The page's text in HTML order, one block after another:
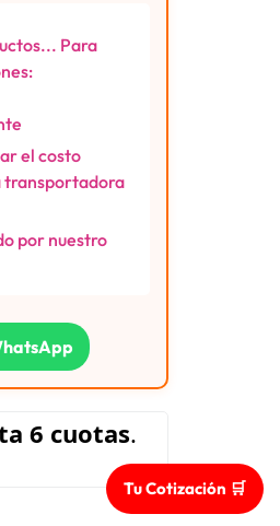
Para
el costo
transportadora
por nuestro
Tu Cotización 🛒